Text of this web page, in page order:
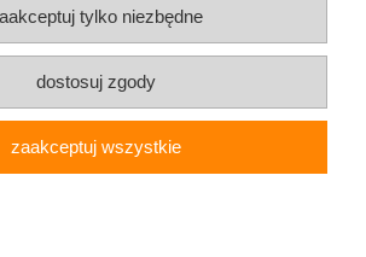
Informacje
O nas
Elektrohurt24.pl
tylko niezbędne
dostosuj zgody
zaakceptuj wszystkie